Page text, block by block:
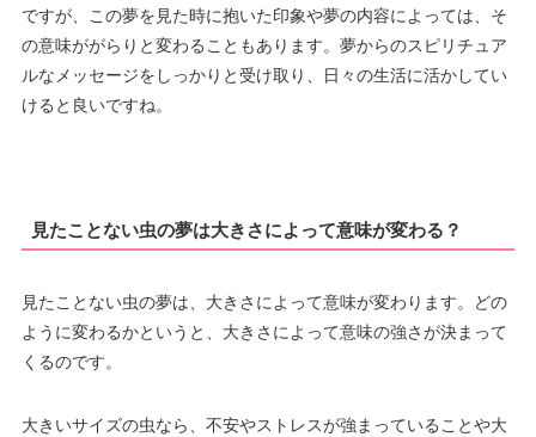
ですが、この夢を見た時に抱いた印象や夢の内容によっては、そ
の意味ががらりと変わることもあります。夢からのスピリチュア
ルなメッセージをしっかりと受け取り、日々の生活に活かしてい
けると良いですね。
見たことない虫の夢は大きさによって意味が変わる？
見たことない虫の夢は、大きさによって意味が変わります。どの
ように変わるかというと、大きさによって意味の強さが決まって
くるのです。
大きいサイズの虫なら、不安やストレスが強まっていることや大